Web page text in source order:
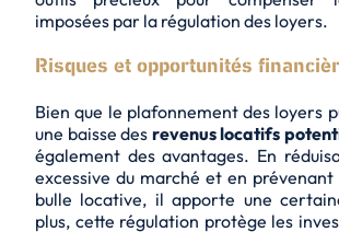
imposées par la régulation des loyers.
Risques et opportunités
Bien que le plafonnement des loyers
une baisse des revenus locatifs
également des avantages. En
excessive du marché et en prévenant
bulle locative, il apporte une
plus, cette régulation protège les